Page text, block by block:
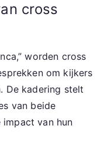
cross
worden cross
om kijkers
De kadering stelt
van beide
van hun